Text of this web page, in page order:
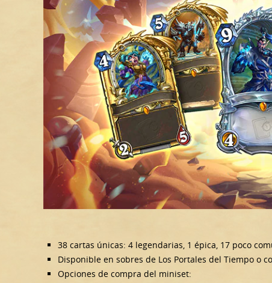
38 cartas únicas: 4 legendarias, 1 épica, 17 poco
Disponible en sobres de Los Portales del Tiempo o
Opciones de compra del miniset: